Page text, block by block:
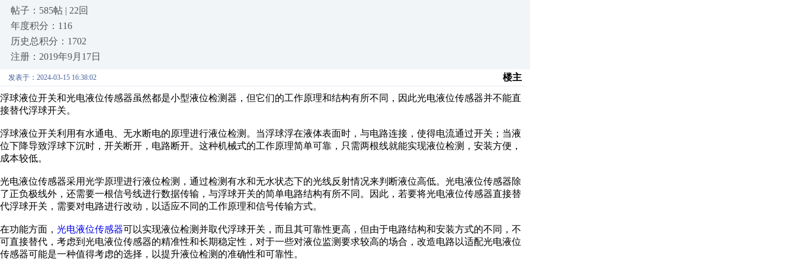
帖子：585帖 | 22回
年度积分：116
历史总积分：1702
注册：2019年9月17日
发表于：2024-03-15 16:38:02 楼主
浮球液位开关和光电液位传感器虽然都是小型液位检测器，但它们的工作原理和结构有所不同，因此光电液位传感器并不能直
接替代浮球开关。
浮球液位开关利用有水通电、无水断电的原理进行液位检测。当浮球浮在液体表面时，与电路连接，使得电流通过开关；当液
位下降导致浮球下沉时，开关断开，电路断开。这种机械式的工作原理简单可靠，只需两根线就能实现液位检测，安装方便，
成本较低。
光电液位传感器采用光学原理进行液位检测，通过检测有水和无水状态下的光线反射情况来判断液位高低。光电液位传感器除
了正负极线外，还需要一根信号线进行数据传输，与浮球开关的简单电路结构有所不同。因此，若要将光电液位传感器直接替
代浮球开关，需要对电路进行改动，以适应不同的工作原理和信号传输方式。
在功能方面， 光电液位传感器可以实现液位检测并取代浮球开关，而且其可靠性更高，但由于电路结构和安装方式的不同，不
可直接替代，考虑到光电液位传感器的精准性和长期稳定性，对于一些对液位监测要求较高的场合，改造电路以适配光电液位
传感器可能是一种值得考虑的选择，以提升液位检测的准确性和可靠性。